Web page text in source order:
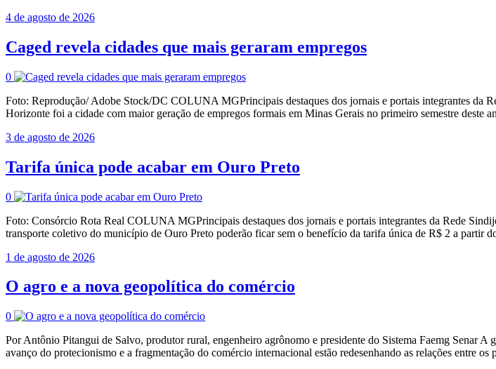
4 de agosto de 2026
Caged revela cidades que mais geraram empregos
0
Foto: Reprodução/ Adobe Stock/DC COLUNA MGPrincipais destaques dos jornais e portais integrantes
Horizonte foi a cidade com maior geração de empregos formais em Minas Gerais no primeiro semestre
3 de agosto de 2026
Tarifa única pode acabar em Ouro Preto
0
Foto: Consórcio Rota Real COLUNA MGPrincipais destaques dos jornais e portais integrantes da Rede
transporte coletivo do município de Ouro Preto poderão ficar sem o benefício da tarifa única de R$ 2 a partir
1 de agosto de 2026
O agro e a nova geopolítica do comércio
0
Por Antônio Pitangui de Salvo, produtor rural, engenheiro agrônomo e presidente do Sistema Faemg Senar
avanço do protecionismo e a fragmentação do comércio internacional estão redesenhando as relações entre